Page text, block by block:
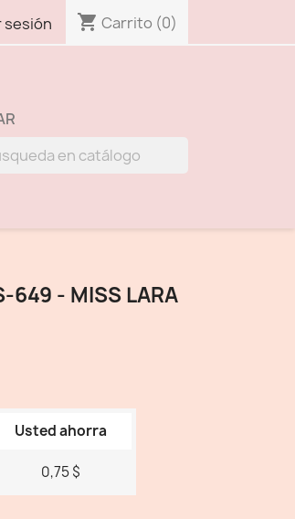
sesión shopping_cart Carrito (0)
649 - MISS LARA
Usted ahorra
0,75 $